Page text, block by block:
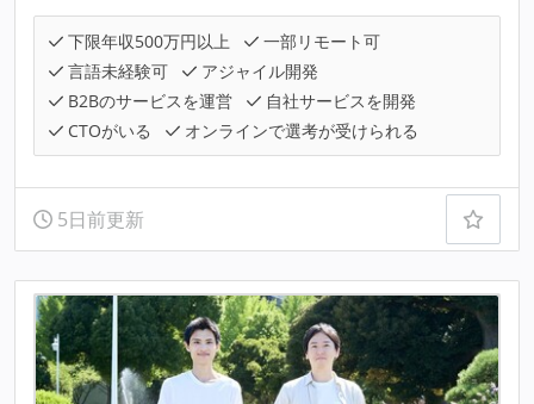
下限年収500万円以上
一部リモート可
言語未経験可
アジャイル開発
B2Bのサービスを運営
自社サービスを開発
CTOがいる
オンラインで選考が受けられる
5日前更新